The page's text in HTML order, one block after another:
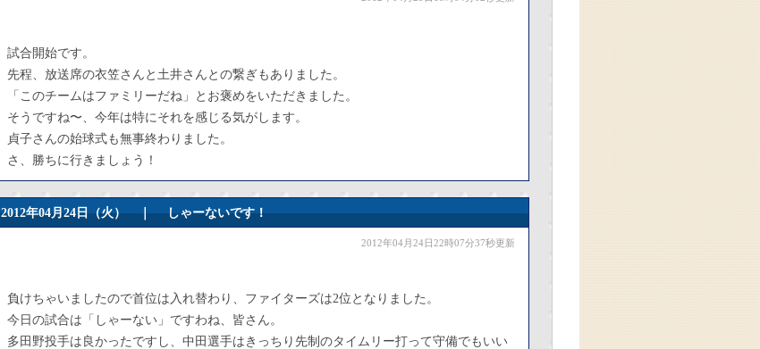
試合開始です。
先程、放送席の衣笠さんと土井さんとの繋ぎもありました。
「このチームはファミリーだね」とお褒めをいただきました。
そうですね〜、今年は特にそれを感じる気がします。
貞子さんの始球式も無事終わりました。
さ、勝ちに行きましょう！
2012年04月24日（火） ｜しゃーないです！
2012年04月24日22時07分37秒更新
負けちゃいましたので首位は入れ替わり、ファイターズは2位となりました。
今日の試合は「しゃーない」ですわね、皆さん。
多田野投手は良かったですし、中田選手はきっちり先制のタイムリー打って守備でもいい